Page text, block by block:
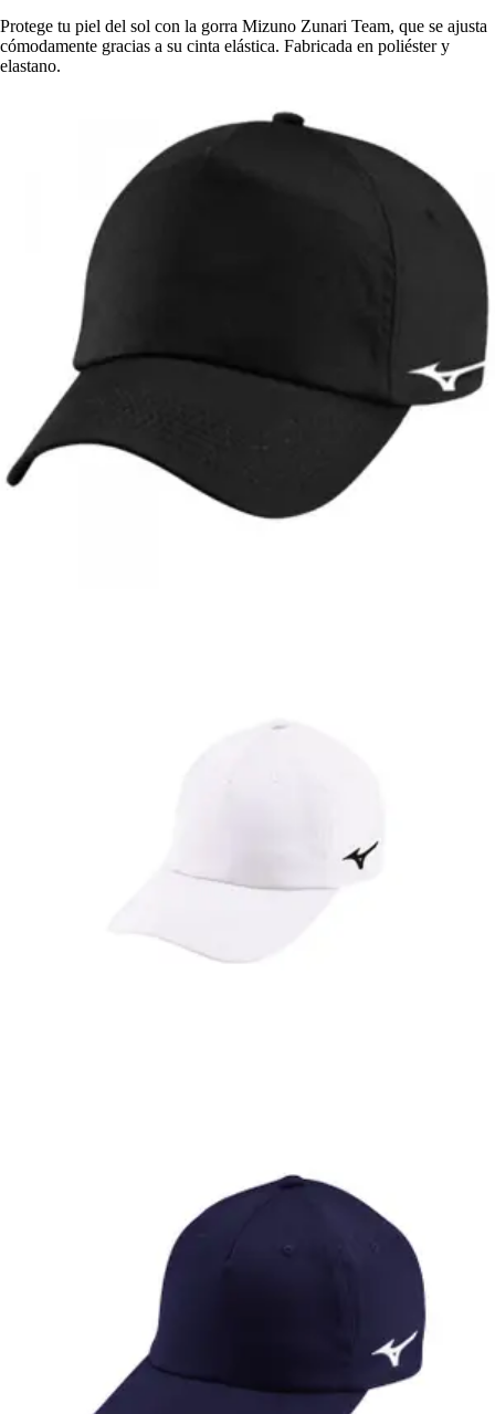
Protege tu piel del sol con la gorra Mizuno Zunari Team, que se ajusta
cómodamente gracias a su cinta elástica. Fabricada en poliéster y
elastano.